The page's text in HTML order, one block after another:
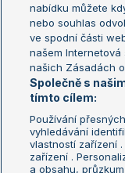
Aktualní trendy
Fotbalové přestupy
Livesport Daily
LS Prague Open
Podmínky užití
GDPR a žurnalistika
nabídku můžete
nebo souhlas
ve spodní části
našem
našich Zásadách
Společně s
tímto cílem:
Používání
vyhledávání
vlastností zařízení
zařízení .
a obsahu,